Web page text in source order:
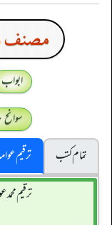
مصنف
ابواب
تمام کتب
ترقیم
ترقیم